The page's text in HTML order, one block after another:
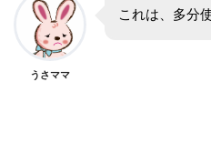
うさママ
これは、多分